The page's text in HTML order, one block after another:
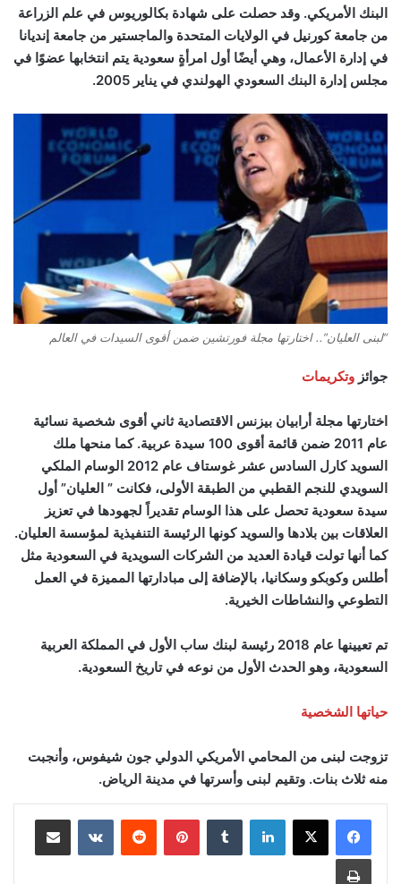
البنك الأمريكي. وقد حصلت على شهادة بكالوريوس في علم الزراعة
من جامعة كورنيل في الولايات المتحدة والماجستير من جامعة إنديانا
في إدارة الأعمال، وهي أيضًا أول امرأةٍ سعودية يتم انتخابها عضوًا في
مجلس إدارة البنك السعودي الهولندي في يناير 2005.
“لبنى العليان”.. اختارتها مجلة فورتشين ضمن أقوى السيدات في العالم
جوائز وتكريمات
اختارتها مجلة أرابيان بيزنس الاقتصادية ثاني أقوى شخصية نسائية
عام 2011 ضمن قائمة أقوى 100 سيدة عربية. كما منحها ملك
السويد كارل السادس عشر غوستاف عام 2012 الوسام الملكي
السويدي للنجم القطبي من الطبقة الأولى، فكانت ” العليان” أول
سيدة سعودية تحصل على هذا الوسام تقديراً لجهودها في تعزيز
العلاقات بين بلادها والسويد كونها الرئيسة التنفيذية لمؤسسة العليان.
كما أنها تولت قيادة العديد من الشركات السويدية في السعودية مثل
أطلس وكوبكو وسكانيا، بالإضافة إلى مبادارتها المميزة في العمل
التطوعي والنشاطات الخيرية.
تم تعيينها عام 2018 رئيسة لبنك ساب الأول في المملكة العربية
السعودية، وهو الحدث الأول من نوعه في تاريخ السعودية.
حياتها الشخصية
تزوجت لبنى من المحامي الأمريكي الدولي جون شيفوس، وأنجبت
منه ثلاث بنات. وتقيم لبنى وأسرتها في مدينة الرياض.
لينكدإن بينتيريست مشاركة عبر البريد
طباعة